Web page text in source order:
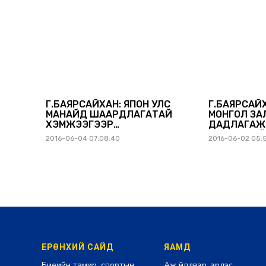
Г.БАЯРСАЙХАН: ЯПОН УЛС
МАНАЙД ШААРДЛАГАТАЙ
ХЭМЖЭЭГЭЭР
ДАДЛАГАЖИГЧ ХҮЛЭЭН
АВАХААР ТОХИРОЛЦЛОО
2016-06-04 07:08:40
МОНГОЛ
2016-06-02
ЕРӨНХИЙ САЙД ЯАМД